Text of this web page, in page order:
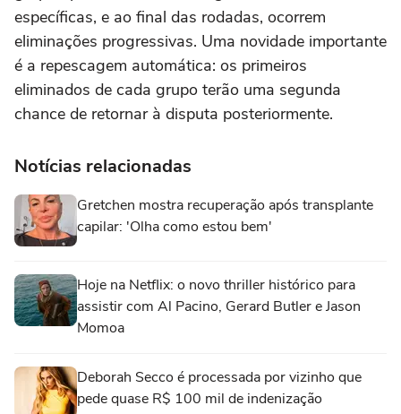
específicas, e ao final das rodadas, ocorrem
eliminações progressivas. Uma novidade importante
é a repescagem automática: os primeiros
eliminados de cada grupo terão uma segunda
chance de retornar à disputa posteriormente.
Notícias relacionadas
Gretchen mostra recuperação após transplante
capilar: 'Olha como estou bem'
Hoje na Netflix: o novo thriller histórico para
assistir com Al Pacino, Gerard Butler e Jason
Momoa
Deborah Secco é processada por vizinho que
pede quase R$ 100 mil de indenização